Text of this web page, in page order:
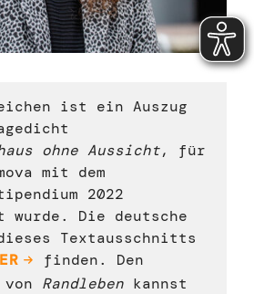
ist ein Auszug
ohne Aussicht, für
mit dem
2022
wurde. Die deutsche
Textausschnitts
finden. Den
Randleben kannst